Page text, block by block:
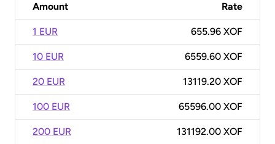
Amount Rate
1 EUR 655.96 XOF
10 EUR 6559.60 XOF
20 EUR 13119.20 XOF
100 EUR 65596.00 XOF
200 EUR 131192.00 XOF